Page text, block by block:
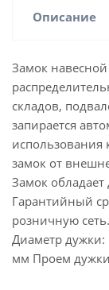
Описание
Замок
складов,
запирается
замок от
Замок
Гарантийный
розничную
Диаметр
мм Проем